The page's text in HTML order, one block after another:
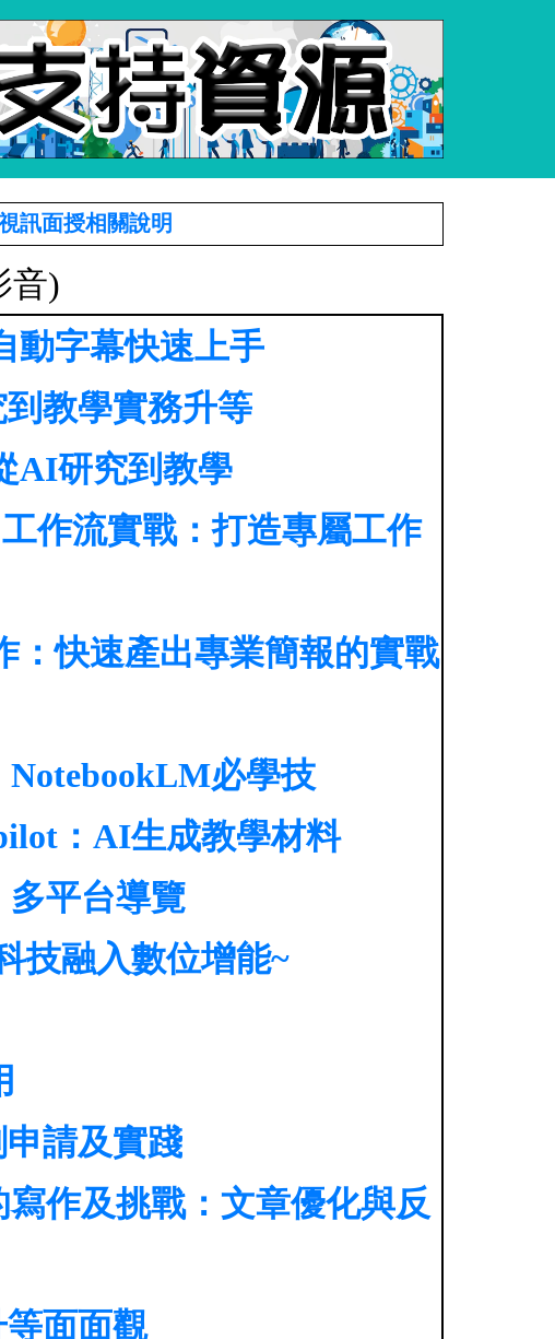
訊面授相關說明
音)
動字幕快速上手
教學實務升等
AI研究到教學
作流實戰：打造專屬工作
快速產出專業簡報的實戰
必學技
：AI生成教學材料
平台導覽
技融入數位增能~
請及實踐
作及挑戰：文章優化與反
面面觀